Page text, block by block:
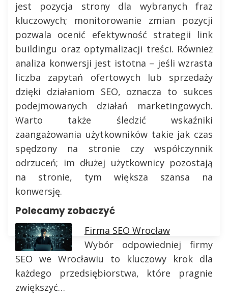
jest pozycja strony dla wybranych fraz
kluczowych; monitorowanie zmian pozycji
pozwala ocenić efektywność strategii link
buildingu oraz optymalizacji treści. Również
analiza konwersji jest istotna – jeśli wzrasta
liczba zapytań ofertowych lub sprzedaży
dzięki działaniom SEO, oznacza to sukces
podejmowanych działań marketingowych.
Warto także śledzić wskaźniki
zaangażowania użytkowników takie jak czas
spędzony na stronie czy współczynnik
odrzuceń; im dłużej użytkownicy pozostają
na stronie, tym większa szansa na
konwersję.
Polecamy zobaczyć
Firma SEO Wrocław
Wybór odpowiedniej firmy
SEO we Wrocławiu to kluczowy krok dla
każdego przedsiębiorstwa, które pragnie
zwiększyć…